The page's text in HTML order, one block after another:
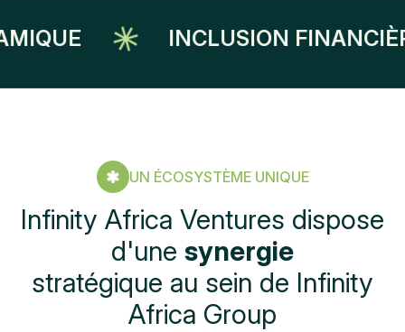
INCLUSION FINANCIÈRE
UN ÉCOSYSTÈME UNIQUE
Infinity Africa Ventures dispose
d'une synergie
stratégique au sein de Infinity
Africa Group